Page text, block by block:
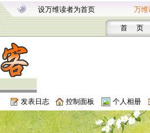
设万维读者为首页 万维
首 页
发表日志 控制面板 个人相册